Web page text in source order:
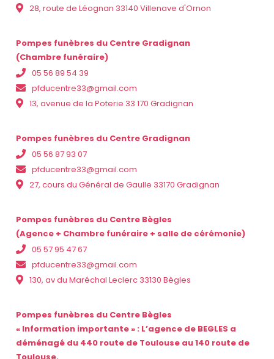
28, route de Léognan 33140 Villenave d'Ornon
Pompes funèbres du Centre Gradignan
(Chambre funéraire)
05 56 89 54 39
pfducentre33@gmail.com
13, avenue de la Poterie 33 170 Gradignan
Pompes funèbres du Centre Gradignan
05 56 87 93 07
pfducentre33@gmail.com
27, cours du Général de Gaulle 33170 Gradignan
Pompes funèbres du Centre Bègles
(Agence + Chambre funéraire + salle de cérémonie)
05 57 95 47 67
pfducentre33@gmail.com
130, av du Maréchal Leclerc 33130 Bègles
Pompes funèbres du Centre Bègles
« Information importante » : L’agence de BEGLES a
déménagé du 440 route de Toulouse au 140 route de
Toulouse.